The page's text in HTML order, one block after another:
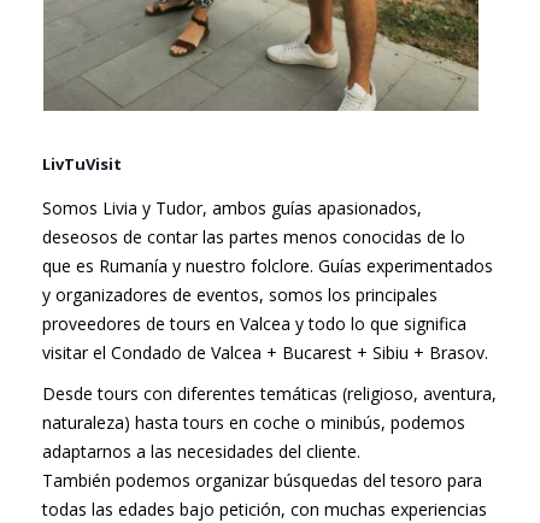
LivTuVisit
Somos Livia y Tudor, ambos guías apasionados,
deseosos de contar las partes menos conocidas de lo
que es Rumanía y nuestro folclore. Guías experimentados
y organizadores de eventos, somos los principales
proveedores de tours en Valcea y todo lo que significa
visitar el Condado de Valcea + Bucarest + Sibiu + Brasov.
Desde tours con diferentes temáticas (religioso, aventura,
naturaleza) hasta tours en coche o minibús, podemos
adaptarnos a las necesidades del cliente.
También podemos organizar búsquedas del tesoro para
todas las edades bajo petición, con muchas experiencias